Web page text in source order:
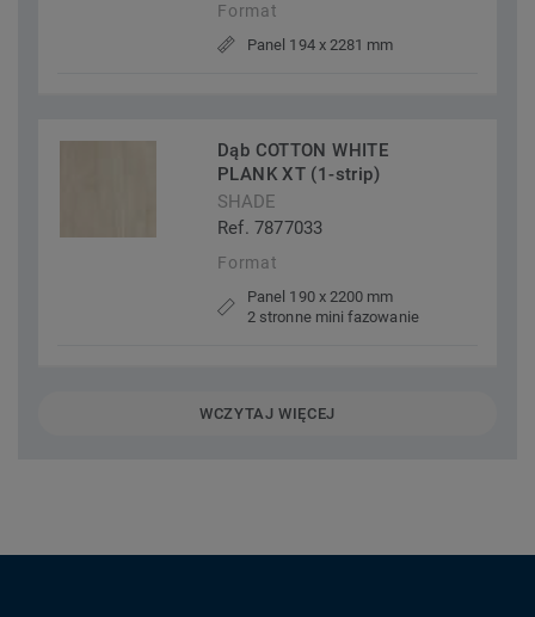
Format
Panel 194 x 2281 mm
Dąb COTTON WHITE
PLANK XT (1-strip)
SHADE
Ref. 7877033
Format
Panel 190 x 2200 mm
2 stronne mini fazowanie
WCZYTAJ WIĘCEJ